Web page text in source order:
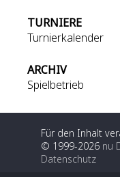
TURNIERE
Turnierkalender
ARCHIV
Spielbetrieb
Für den Inhalt
© 1999-2026 nu
Datenschutz